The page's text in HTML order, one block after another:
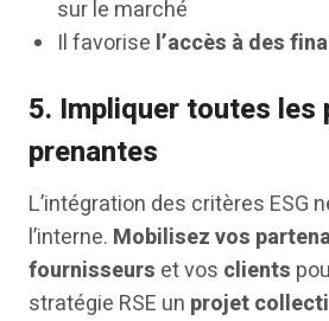
sur le marché
Il favorise l’accès à des
5. Impliquer toutes les
prenantes
L’intégration des critères ESG
l’interne. Mobilisez vos
fournisseurs et vos clients
stratégie RSE un projet